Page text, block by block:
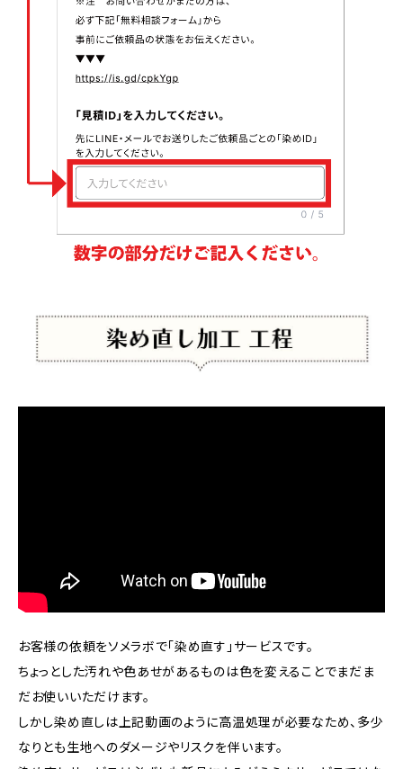
お客様の依頼をソメラボで「染め直す」サービスです。
ちょっとした汚れや色あせがあるものは色を変えることでまだま
だお使いいただけます。
しかし染め直しは上記動画のように高温処理が必要なため、多少
なりとも生地へのダメージやリスクを伴います。